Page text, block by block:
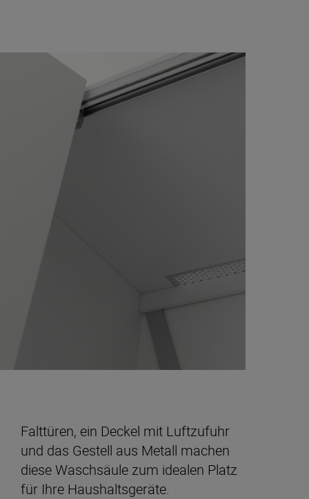
Falttüren, ein Deckel mit Luftzufuhr
und das Gestell aus Metall machen
diese Waschsäule zum idealen Platz
für Ihre Haushaltsgeräte.